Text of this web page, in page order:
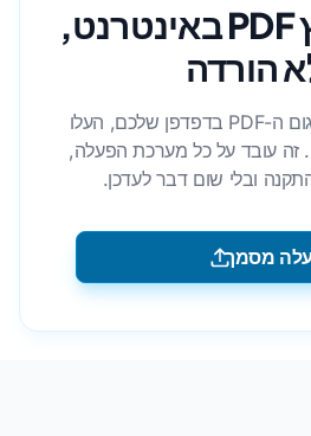
תרגום קובץ PDF באינטרנט,
הורדה
פתחו את תוכנת תרגום ה-PDF בדפדפן שלכם, העלו
זה עובד על כל מערכת הפעלה,
ובלי שום דבר לעדכן.
מסמך